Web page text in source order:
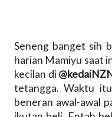
Seneng banget sih
harian Mamiyu saat
kecilan di
tetangga. Waktu
beneran awal-awal